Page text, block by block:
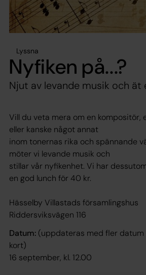
Lyssna
Nyfiken på...?
Njut av levande musik och ät
Vill du veta mera om en
eller kanske något annat
inom tonernas rika och spännande
möter vi levande musik och
stillar vår nyfikenhet. Vi har
en god lunch för 40 kr.
Hässelby Villastads församlingshus
Riddersviksvägen 116
Datum: (uppdateras med fler datum
kort)
16 september, kl. 12.00